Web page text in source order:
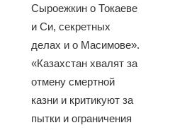
Сыроежкин о Токаеве
и Си, секретных
делах и о Масимове».
«Казахстан хвалят за
отмену смертной
казни и критикуют за
пытки и ограничения